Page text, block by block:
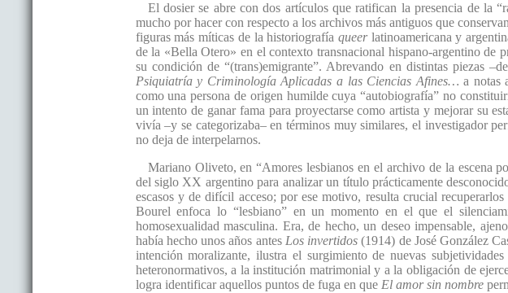
El dosier se abre con dos artículos que ratifican la presencia de la
mucho por hacer con respecto a los archivos más antiguos que
figuras más míticas de la historiografía queer latinoamericana y
de la «Bella Otero» en el contexto transnacional hispano-argentino de
su condición de “(trans)emigrante”. Abrevando en distintas piezas
Psiquiatría y Criminología Aplicadas a las Ciencias Afines…a notas
como una persona de origen humilde cuya “autobiografía” no
un intento de ganar fama para proyectarse como artista y mejorar su
vivía –y se categorizaba– en términos muy similares, el investigador
no deja de interpelarnos.
Mariano Oliveto, en “Amores lesbianos en el archivo de la escena
del siglo XX argentino para analizar un título prácticamente
escasos y de difícil acceso; por ese motivo, resulta crucial
Bourel enfoca lo “lesbiano” en un momento en el que el
homosexualidad masculina. Era, de hecho, un deseo impensable,
había hecho unos años antes Los invertidos(1914) de José González
intención moralizante, ilustra el surgimiento de nuevas
heteronormativos, a la institución matrimonial y a la obligación de
logra identificar aquellos puntos de fuga en que El amor sin nombre